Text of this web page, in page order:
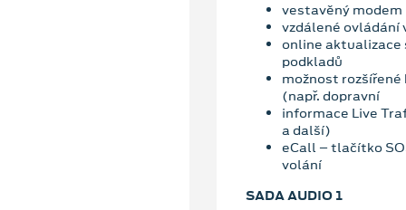
vestavěný modem
vzdálené ovládání
online aktualizace
podkladů
možnost
(např. dopravní
informace Live
a další)
eCall – tlačítko
volání
SADA AUDIO 1